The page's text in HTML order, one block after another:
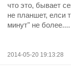
что это, бывает
не планшет, елси
минут" не более....
2014-05-20 19:13:28